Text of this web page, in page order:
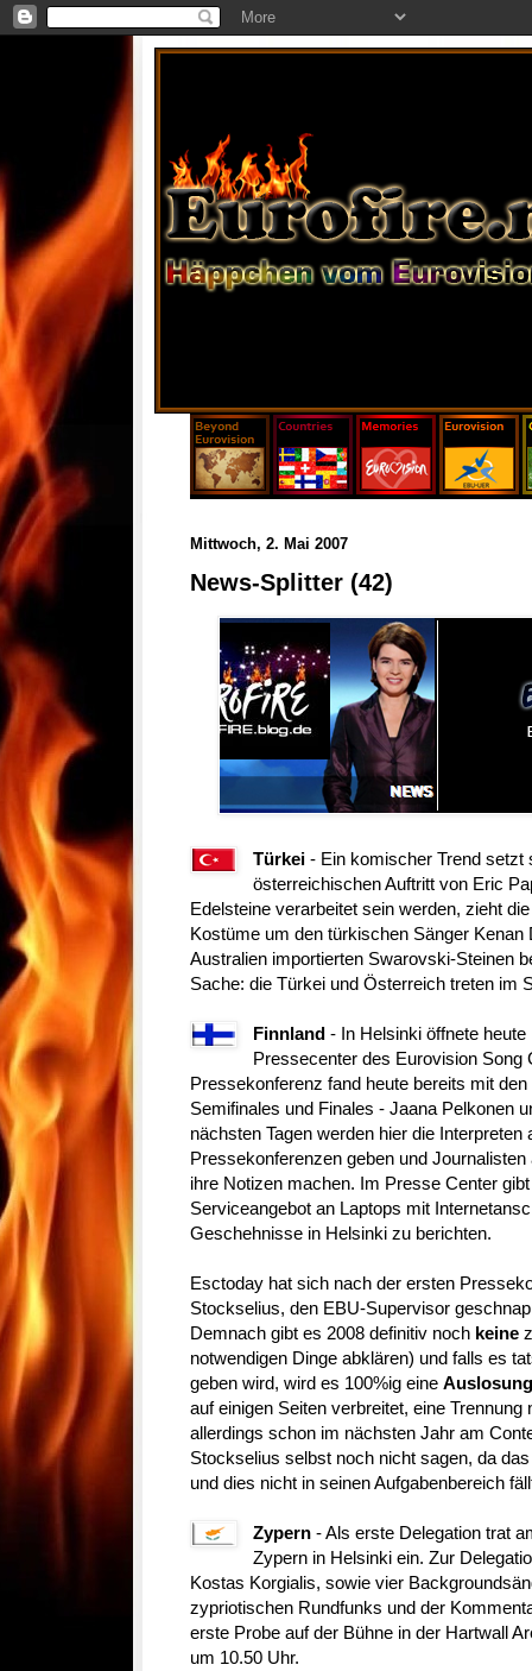
Mittwoch, 2. Mai 2007
News-Splitter (42)
Türkei - Ein komischer Trend setzt
österreichischen Auftritt von Eric
Edelsteine verarbeitet sein werden, zieht
Kostüme um den türkischen Sänger
Australien importierten Swarovski-Steinen
Sache: die Türkei und Österreich treten im
Finnland - In Helsinki öffnete
Pressecenter des Eurovision Song
Pressekonferenz fand heute bereits mit
Semifinales und Finales - Jaana Pelkonen
nächsten Tagen werden hier die
Pressekonferenzen geben und
ihre Notizen machen. Im Presse Center
Serviceangebot an Laptops mit
Geschehnisse in Helsinki zu berichten.
Esctoday hat sich nach der ersten
Stockselius, den EBU-Supervisor
Demnach gibt es 2008 definitiv noch keine
notwendigen Dinge abklären) und falls es
geben wird, wird es 100%ig eine Auslosung
auf einigen Seiten verbreitet, eine
allerdings schon im nächsten Jahr am
Stockselius selbst noch nicht sagen, da
und dies nicht in seinen Aufgabenbereich
Zypern - Als erste Delegation trat
Zypern in Helsinki ein. Zur
Kostas Korgialis, sowie vier
zypriotischen Rundfunks und der
erste Probe auf der Bühne in der Hartwall
um 10.50 Uhr.